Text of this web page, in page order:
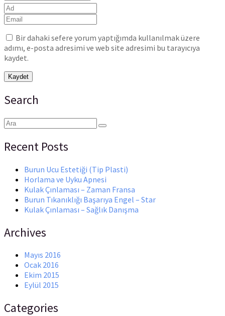
Bir dahaki sefere yorum yaptığımda kullanılmak üzere
adımı, e-posta adresimi ve web site adresimi bu tarayıcıya
kaydet.
Search
Recent Posts
Burun Ucu Estetiği (Tip Plasti)
Horlama ve Uyku Apnesi
Kulak Çınlaması – Zaman Fransa
Burun Tıkanıklığı Başarıya Engel – Star
Kulak Çınlaması – Sağlık Danışma
Archives
Mayıs 2016
Ocak 2016
Ekim 2015
Eylül 2015
Categories